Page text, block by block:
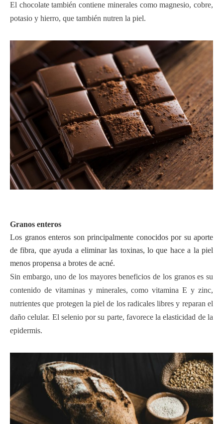
El chocolate también contiene minerales como magnesio, cobre,
potasio y hierro, que también nutren la piel.
Granos enteros
Los granos enteros son principalmente conocidos por su aporte
de fibra, que ayuda a eliminar las toxinas, lo que hace a la piel
menos propensa a brotes de acné.
Sin embargo, uno de los mayores beneficios de los granos es su
contenido de vitaminas y minerales, como vitamina E y zinc,
nutrientes que protegen la piel de los radicales libres y reparan el
daño celular. El selenio por su parte, favorece la elasticidad de la
epidermis.